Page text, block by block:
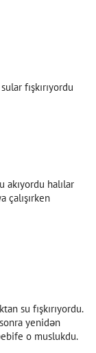
fışkırıyordu
akıyordu halılar
çalışırken
su fışkırıyordu.
yenidən
o muslukdu.